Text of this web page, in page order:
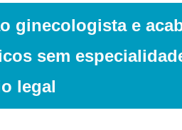
ginecologista e
sem
legal